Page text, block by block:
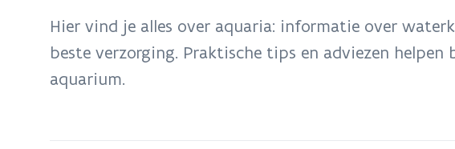
onderhoud
Hier vind je alles over aquaria: informatie over
beste verzorging. Praktische tips en adviezen
aquarium.